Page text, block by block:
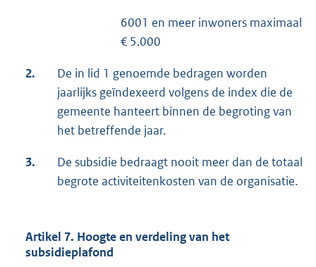
6001 en meer inwoners maximaal
€ 5.000
2.
De in lid 1 genoemde bedragen worden
jaarlijks geïndexeerd volgens de index die de
gemeente hanteert binnen de begroting van
het betreffende jaar.
3.
De subsidie bedraagt nooit meer dan de totaal
begrote activiteitenkosten van de organisatie.
Artikel 7. Hoogte en verdeling van het
subsidieplafond